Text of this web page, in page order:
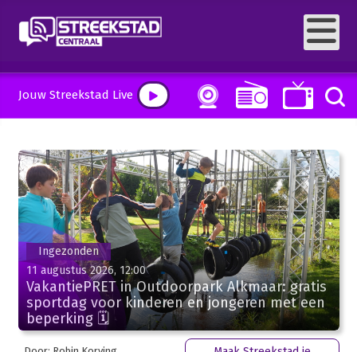
Jouw Streekstad Live
Ingezonden
11 augustus 2026, 12:00
VakantiePRET in Outdoorpark Alkmaar: gratis
sportdag voor kinderen en jongeren met een
beperking 🗓